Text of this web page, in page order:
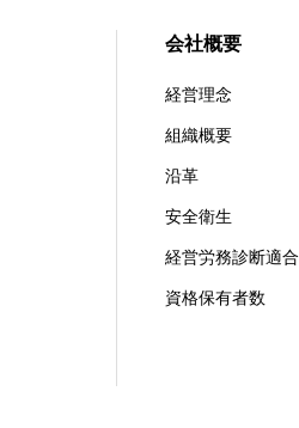
会社概要
経営理念
組織概要
沿革
安全衛生
経営労務診断適合
資格保有者数